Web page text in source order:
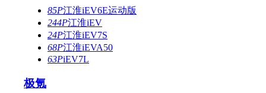
85P江淮iEV6E运动版
244P江淮iEV
24P江淮iEV7S
68P江淮iEVA50
63PiEV7L
极氪